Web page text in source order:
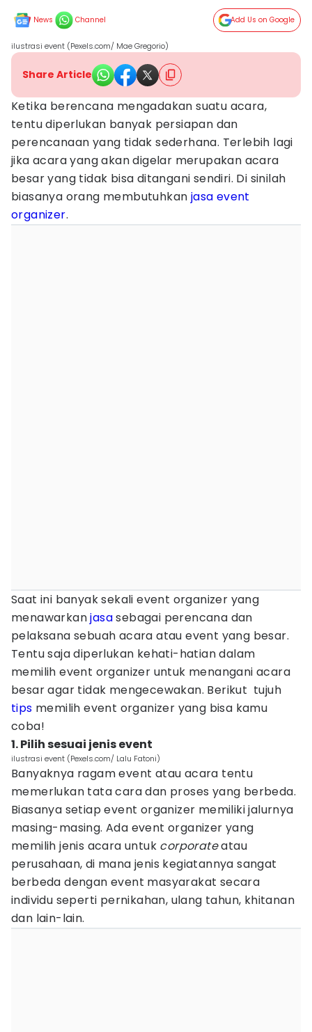
News Channel Add Us on Google
ilustrasi event (Pexels.com/ Mae Gregorio)
Share Article
Ketika berencana mengadakan suatu acara,
tentu diperlukan banyak persiapan dan
perencanaan yang tidak sederhana. Terlebih lagi
jika acara yang akan digelar merupakan acara
besar yang tidak bisa ditangani sendiri. Di sinilah
biasanya orang membutuhkan jasa event
organizer.
Saat ini banyak sekali event organizer yang
menawarkanjasasebagai perencana dan
pelaksana sebuah acara atau event yang besar.
Tentu saja diperlukan kehati-hatian dalam
memilih event organizer untuk menangani acara
besar agar tidak mengecewakan. Berikut tujuh
tips memilih event organizer yang bisa kamu
coba!
1. Pilih sesuai jenis event
ilustrasi event (Pexels.com/ Lalu Fatoni)
Banyaknya ragam event atau acara tentu
memerlukan tata cara dan proses yang berbeda.
Biasanya setiap event organizer memiliki jalurnya
masing-masing. Ada event organizer yang
memilih jenis acara untuk corporateatau
perusahaan, di mana jenis kegiatannya sangat
berbeda dengan event masyarakat secara
individu seperti pernikahan, ulang tahun, khitanan
dan lain-lain.